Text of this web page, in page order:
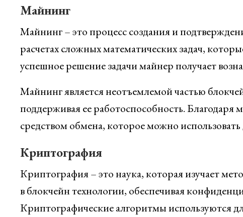
Майнинг
Майнинг – это процесс создания и
расчетах сложных математических задач,
успешное решение задачи майнер получает
Майнинг является неотъемлемой частью
поддерживая ее работоспособность.
средством обмена, которое можно использовать
Криптография
Криптография – это наука, которая изучает
в блокчейн технологии, обеспечивая
Криптографические алгоритмы используются